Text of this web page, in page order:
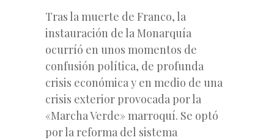
Tras la muerte de Franco, la
instauración de la Monarquía
ocurríó en unos momentos de
confusión política, de profunda
crisis económica y en medio de una
crisis exterior provocada por la
«Marcha Verde» marroquí. Se optó
por la reforma del sistema